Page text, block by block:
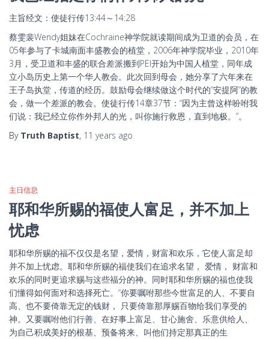
主旨经文：使徒行传13:44～14:28
蔡雯裴Wendy姐妹在Cochraine神学院就读期间成为卫道的会员，在
05年参与了卡城南面丰盛教会的植堂，2006年神学院毕业，2010年
3月，受卫道和丰盛的联合差派搬到PEI开始为中国人植堂，同年成
立小岛历史上第一个华人教会。此次回到母会，她分享了六年来在
王子岛执堂，传道的经历。鼓励母会继续做这个时代的“安提阿”的教
会，做一个差派的教会。使徒行传14章37节：“因为主曾这样吩咐我
们说：我已经立你作外邦人的光，叫你施行救恩，直到地极。”。
By Truth Baptist, 11 years ago
主日信息
耶和华所赐的福使人富足，并不加上
忧虑
耶和华所赐的福不仅仅是名望，爱情，财富和欢乐，它使人富足却
并不加上忧虑。耶和华所赐的福使我们在追求名望， 爱情， 财富和
欢乐的同时更追求赐与这些福分的神。同时耶和华所赐的福也使我
们懂得如何面对和选择死亡。“你要嘱咐那些今世富足的人、不要自
高、也不要倚靠无定的钱财， 只要倚靠那厚赐百物给我们享受的
神。又要嘱咐他们行善、在好事上富足、甘心施舍、乐意供给人、
为自己积成美好的根基、预备将来、叫他们持定那真正的生